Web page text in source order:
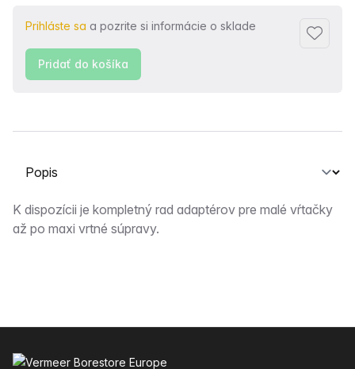
Prihláste sa a pozrite si informácie o sklade
Pridať
Pridať do košíka
Vyberte kartu
Popis
K dispozícii je kompletný rad adaptérov pre malé vŕtačky
až po maxi vrtné súpravy.